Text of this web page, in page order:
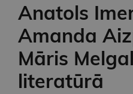
Anatols
Amanda
Māris
literatūrā